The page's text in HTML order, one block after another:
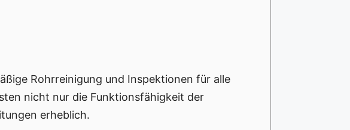
Rohrreinigung und Inspektionen für alle
nicht nur die Funktionsfähigkeit der
erheblich.